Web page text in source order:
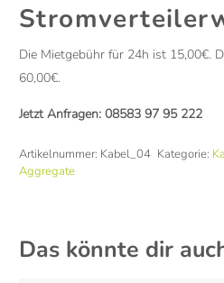
Die Mietgebühr für 24h ist 15,00€.
60,00€.
Jetzt Anfragen: 08583 97 95 222
Artikelnummer: Kabel_04 Kategorie:
Aggregate
Das könnte dir